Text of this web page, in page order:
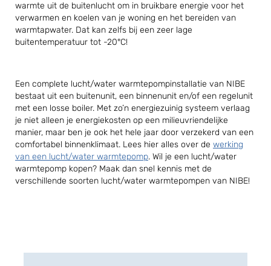
warmte uit de buitenlucht om in bruikbare energie voor het
verwarmen en koelen van je woning en het bereiden van
warmtapwater. Dat kan zelfs bij een zeer lage
buitentemperatuur tot -20°C!
Een complete lucht/water warmtepompinstallatie van NIBE
bestaat uit een buitenunit, een binnenunit en/of een regelunit
met een losse boiler. Met zo’n energiezuinig systeem verlaag
je niet alleen je energiekosten op een milieuvriendelijke
manier, maar ben je ook het hele jaar door verzekerd van een
comfortabel binnenklimaat. Lees hier alles over de werking
van een lucht/water warmtepomp. Wil je een lucht/water
warmtepomp kopen? Maak dan snel kennis met de
verschillende soorten lucht/water warmtepompen van NIBE!